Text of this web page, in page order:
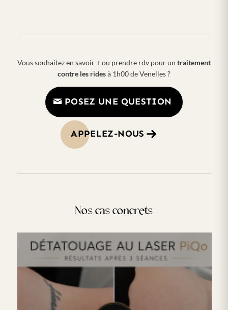
Vous souhaitez en savoir + ou prendre rdv pour un traitement
contre les ridesà 1h00 de Venelles ?
POSEZ UNE QUESTION
APPELEZ-NOUS
Nos cas concrets